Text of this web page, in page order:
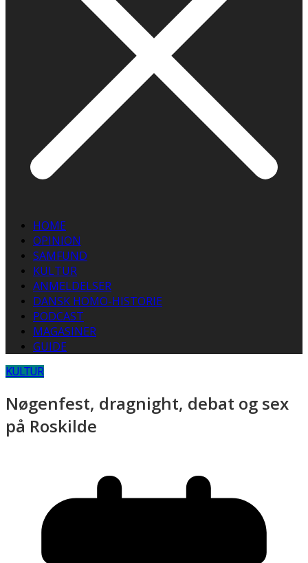
HOME
OPINION
SAMFUND
KULTUR
ANMELDELSER
DANSK HOMO-HISTORIE
PODCAST
MAGASINER
GUIDE
KULTUR
Nøgenfest, dragnight, debat og sex
på Roskilde